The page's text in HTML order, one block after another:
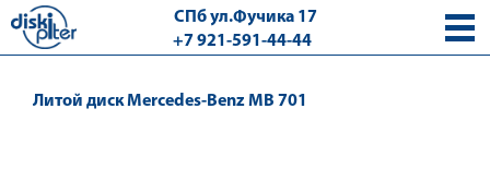
СПб ул.Фучика 17
+7 921-591-44-44
Литой диск Mercedes-Benz MB 701